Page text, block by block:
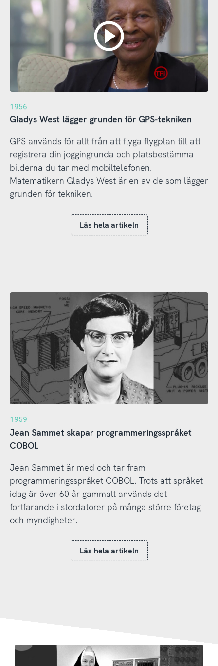
1956
Gladys West lägger grunden för GPS-tekniken
GPS används för allt från att flyga flygplan till att
registrera din joggingrunda och platsbestämma
bilderna du tar med mobiltelefonen.
Matematikern Gladys West är en av de som lägger
grunden för tekniken.
Läs hela artikeln
1959
Jean Sammet skapar programmeringsspråket
COBOL
Jean Sammet är med och tar fram
programmeringsspråket COBOL. Trots att språket
idag är över 60 år gammalt används det
fortfarande i stordatorer på många större företag
och myndigheter.
Läs hela artikeln